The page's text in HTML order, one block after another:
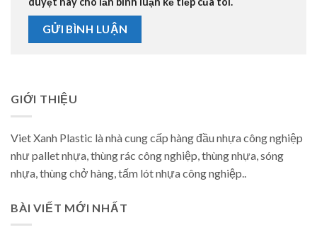
GIỚI THIỆU
Viet Xanh Plastic là nhà cung cấp hàng đầu nhựa công nghiệp
như pallet nhựa, thùng rác công nghiệp, thùng nhựa, sóng
nhựa, thùng chở hàng, tấm lót nhựa công nghiệp..
BÀI VIẾT MỚI NHẤT